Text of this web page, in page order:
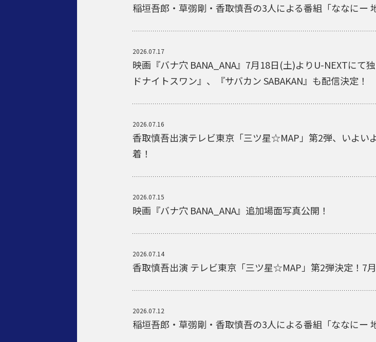
稲垣吾郎・草彅剛・香取慎吾の3人による番組「ななにー
2026.07.17
映画『バナ穴 BANA_ANA』7月18日(土)よりU-NEXTにて
ドナイトスワン』、『サバカン SABAKAN』も配信決定！
2026.07.16
香取慎吾出演テレビ東京「三ツ星☆MAP」第2弾、いよい
着！
2026.07.15
映画『バナ穴 BANA_ANA』追加場面写真公開！
2026.07.14
香取慎吾出演 テレビ東京「三ツ星☆MAP」第2弾決定！7
2026.07.12
稲垣吾郎・草彅剛・香取慎吾の3人による番組「ななにー